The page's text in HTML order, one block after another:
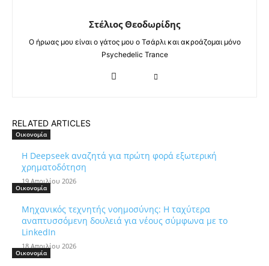
Στέλιος Θεοδωρίδης
Ο ήρωας μου είναι ο γάτος μου ο Τσάρλι και ακροάζομαι μόνο
Psychedelic Trance
RELATED ARTICLES
Οικονομία
Η Deepseek αναζητά για πρώτη φορά εξωτερική
χρηματοδότηση
19 Απριλίου 2026
Οικονομία
Μηχανικός τεχνητής νοημοσύνης: Η ταχύτερα
αναπτυσσόμενη δουλειά για νέους σύμφωνα με το
LinkedIn
18 Απριλίου 2026
Οικονομία